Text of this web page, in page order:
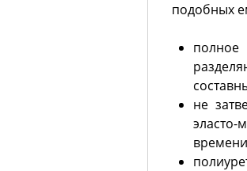
подобных
не
эласто-